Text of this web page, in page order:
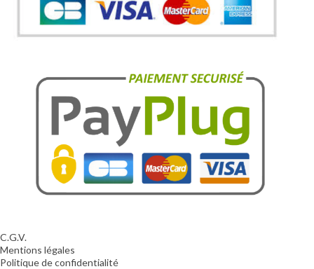
C.G.V.
Mentions légales
Politique de confidentialité